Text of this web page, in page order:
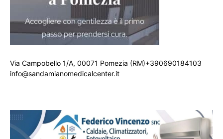
Via Campobello 1/A, 00071 Pomezia (RM)+390690184103
info@sandamianomedicalcenter.it